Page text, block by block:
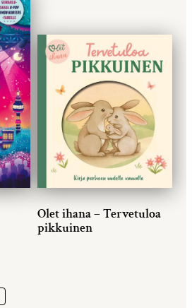
Olet ihana – Tervetuloa
pikkuinen